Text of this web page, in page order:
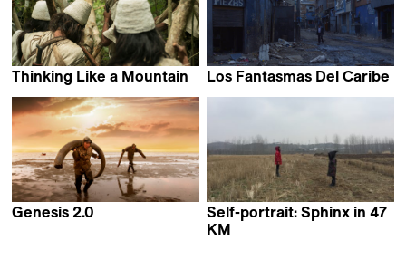
Thinking Like a Mountain
Los Fantasmas Del Caribe
Genesis 2.0
Self-portrait: Sphinx in 47
KM